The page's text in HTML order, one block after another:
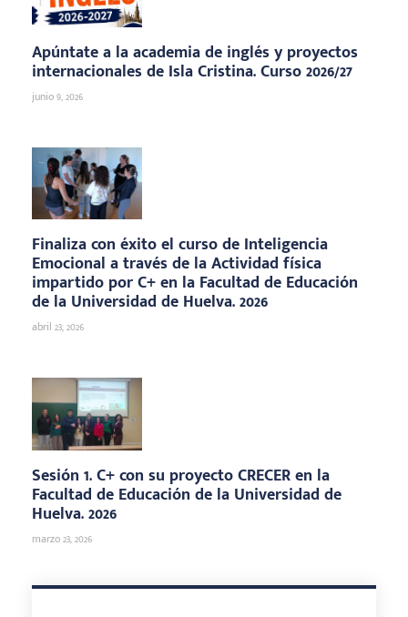
Apúntate a la academia de inglés y proyectos
internacionales de Isla Cristina. Curso 2026/27
junio 9, 2026
Finaliza con éxito el curso de Inteligencia
Emocional a través de la Actividad física
impartido por C+ en la Facultad de Educación
de la Universidad de Huelva. 2026
abril 23, 2026
Sesión 1. C+ con su proyecto CRECER en la
Facultad de Educación de la Universidad de
Huelva. 2026
marzo 23, 2026